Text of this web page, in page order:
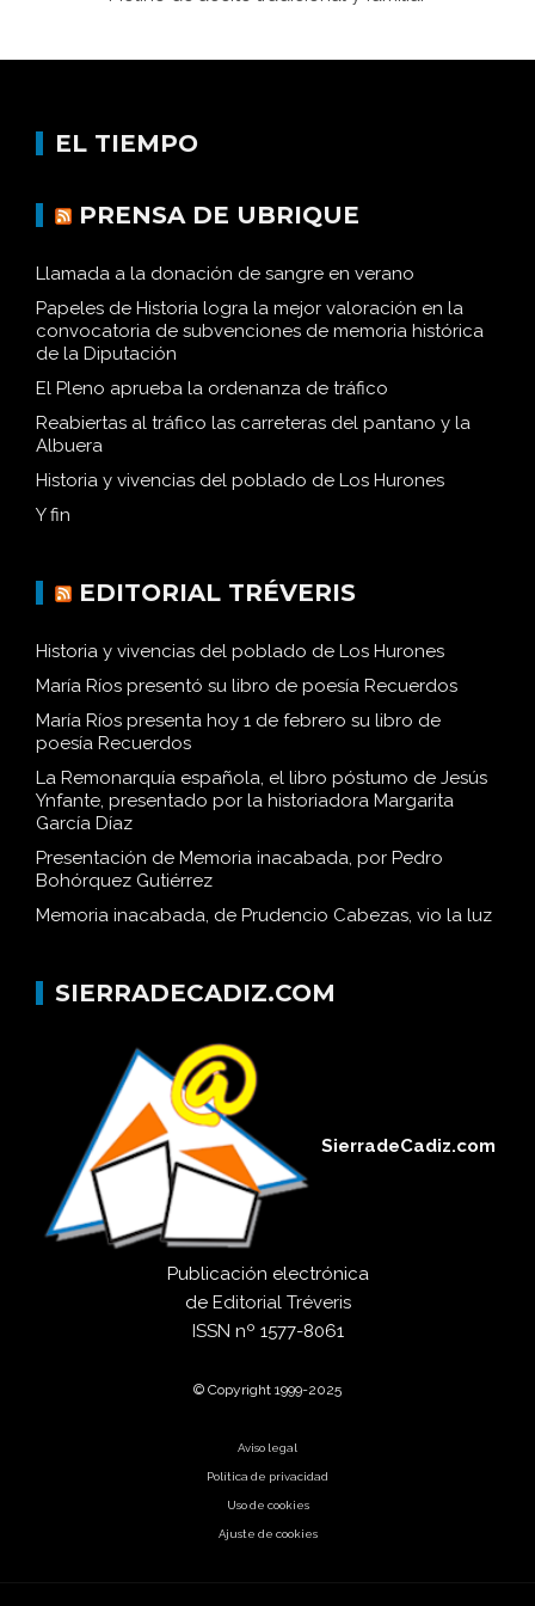
EL TIEMPO
PRENSA DE UBRIQUE
Llamada a la donación de sangre en verano
Papeles de Historia logra la mejor valoración en la
convocatoria de subvenciones de memoria histórica
de la Diputación
El Pleno aprueba la ordenanza de tráfico
Reabiertas al tráfico las carreteras del pantano y la
Albuera
Historia y vivencias del poblado de Los Hurones
Y fin
EDITORIAL TRÉVERIS
Historia y vivencias del poblado de Los Hurones
María Ríos presentó su libro de poesía Recuerdos
María Ríos presenta hoy 1 de febrero su libro de
poesía Recuerdos
La Remonarquía española, el libro póstumo de Jesús
Ynfante, presentado por la historiadora Margarita
García Díaz
Presentación de Memoria inacabada, por Pedro
Bohórquez Gutiérrez
Memoria inacabada, de Prudencio Cabezas, vio la luz
SIERRADECADIZ.COM
SierradeCadiz.com
Publicación electrónica
de Editorial Tréveris
ISSN nº 1577-8061
© Copyright 1999-2025
Aviso legal
Política de privacidad
Uso de cookies
Ajuste de cookies